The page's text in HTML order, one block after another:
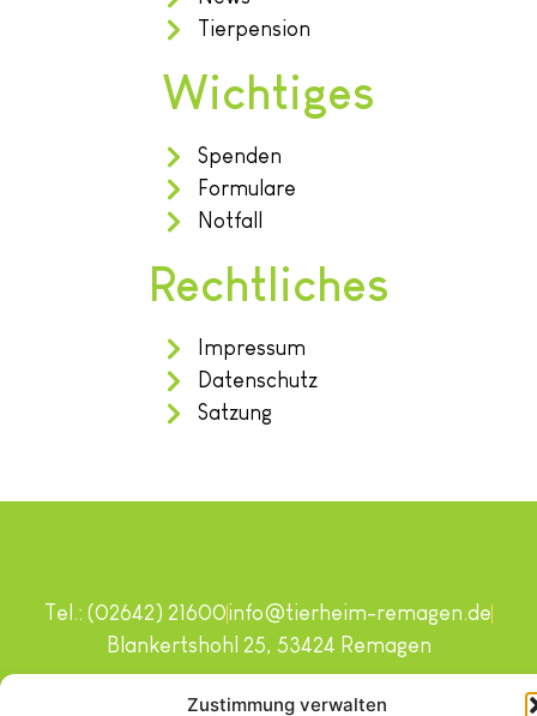
Zustimmung verwalten
Tierpension
Wichtiges
Spenden
Formulare
Notfall
Rechtliches
Impressum
Datenschutz
Satzung
Copyright © 2024. Alle Rechte vorbehalten.
Tel.: (02642) 21600info@tierheim-remagen.de
Blankertshohl 25, 53424 Remagen